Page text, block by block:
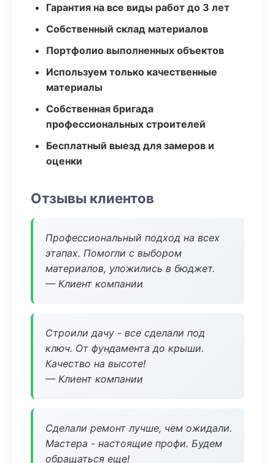
Гарантия на все виды работ до 3 лет
Собственный склад материалов
Портфолио выполненных объектов
Используем только качественные
материалы
Собственная бригада
профессиональных строителей
Бесплатный выезд для замеров и
оценки
Отзывы клиентов
Профессиональный подход на всех
этапах. Помогли с выбором
материалов, уложились в бюджет.
— Клиент компании
Строили дачу - все сделали под
ключ. От фундамента до крыши.
Качество на высоте!
— Клиент компании
Сделали ремонт лучше, чем ожидали.
Мастера - настоящие профи. Будем
обращаться еще!